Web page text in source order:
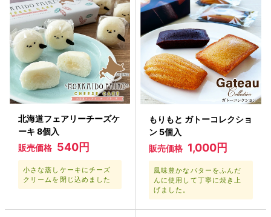
北海道フェアリーチーズケ
ーキ 8個入
販売価格 540円
小さな蒸しケーキにチーズ
クリームを閉じ込めました
もりもと ガトーコレクショ
ン 5個入
販売価格 1,000円
風味豊かなバターをふんだ
んに使用して丁寧に焼き上
げました。